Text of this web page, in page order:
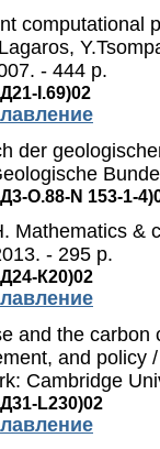
computational
- 444 p.
I.69)02
der
О.88-N 153-1-
Mathematics &
- 295 p.
К20)02
and the carbon
and policy
Cambridge
L230)02